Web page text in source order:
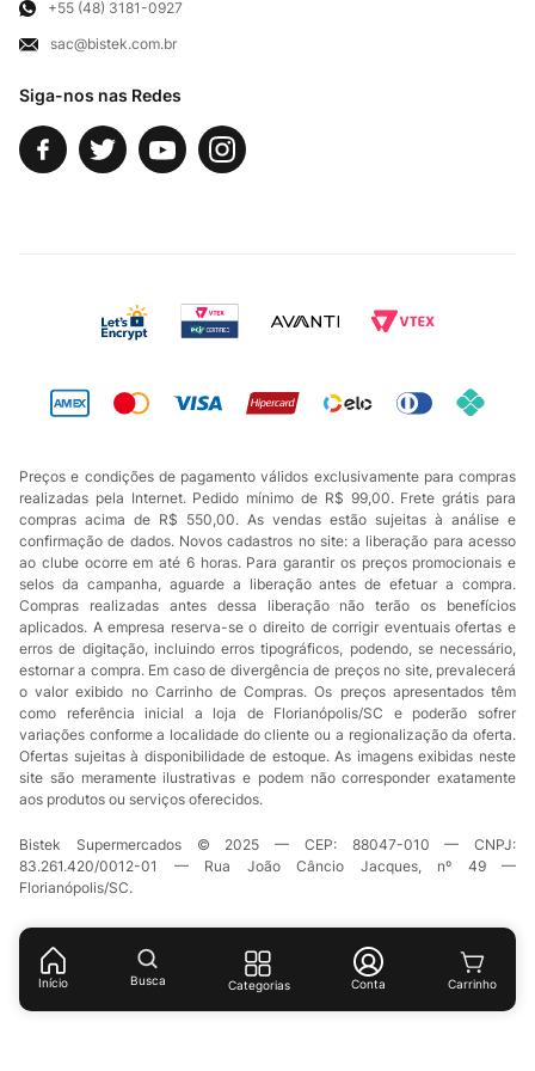
Início Busca Categorias Conta
Siga-nos nas Redes
Exercício de Direito
Fale Conosco
+55 (48) 3181-0927
sac@bistek.com.br
Preços e condições de pagamento válidos exclusivamente para compras
realizadas pela Internet. Pedido mínimo de R$ 99,00. Frete grátis para
compras acima de R$ 550,00. As vendas estão sujeitas à análise e
confirmação de dados. Novos cadastros no site: a liberação para acesso
ao clube ocorre em até 6 horas. Para garantir os preços promocionais e
selos da campanha, aguarde a liberação antes de efetuar a compra.
Compras realizadas antes dessa liberação não terão os benefícios
aplicados. A empresa reserva-se o direito de corrigir eventuais ofertas e
erros de digitação, incluindo erros tipográficos, podendo, se necessário,
estornar a compra. Em caso de divergência de preços no site, prevalecerá
o valor exibido no Carrinho de Compras. Os preços apresentados têm
como referência inicial a loja de Florianópolis/SC e poderão sofrer
variações conforme a localidade do cliente ou a regionalização da oferta.
Ofertas sujeitas à disponibilidade de estoque. As imagens exibidas neste
site são meramente ilustrativas e podem não corresponder exatamente
aos produtos ou serviços oferecidos.
Bistek Supermercados © 2025 — CEP: 88047-010 — CNPJ:
83.261.420/0012-01 — Rua João Câncio Jacques, nº 49 —
Florianópolis/SC.